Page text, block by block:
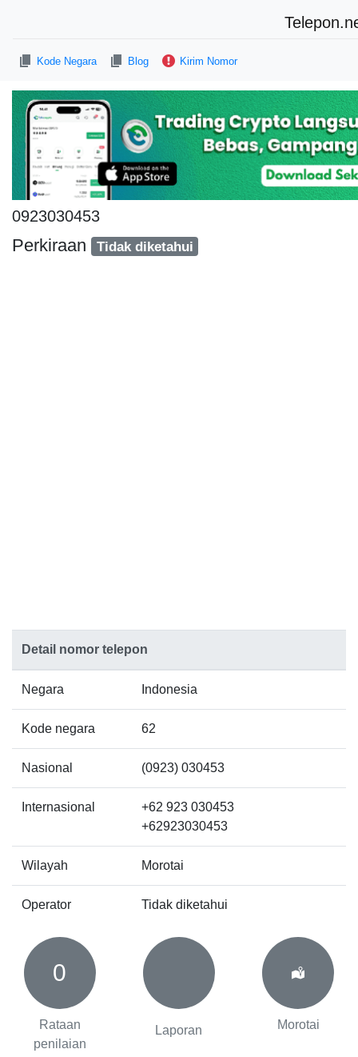
Kode Negara Blog Kirim Nomor
0923030453
Perkiraan Tidak diketahui
Detail nomor telepon
Negara Indonesia
Kode negara 62
Nasional (0923) 030453
Internasional
+62 923 030453
+62923030453
Wilayah Morotai
Operator Tidak diketahui
0
Rataan
penilaian
Laporan Morotai